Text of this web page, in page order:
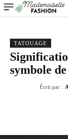
TATOUAGE
symbole
Écrit par :